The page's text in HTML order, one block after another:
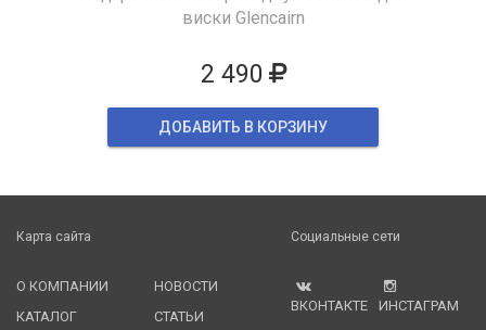
виски Glencairn
2 490
ДОБАВИТЬ В КОРЗИНУ
Карта сайта
О КОМПАНИИ
КАТАЛОГ
НОВОСТИ
СТАТЬИ
Социальные сети
ВКОНТАКТЕ ИНСТАГРАМ